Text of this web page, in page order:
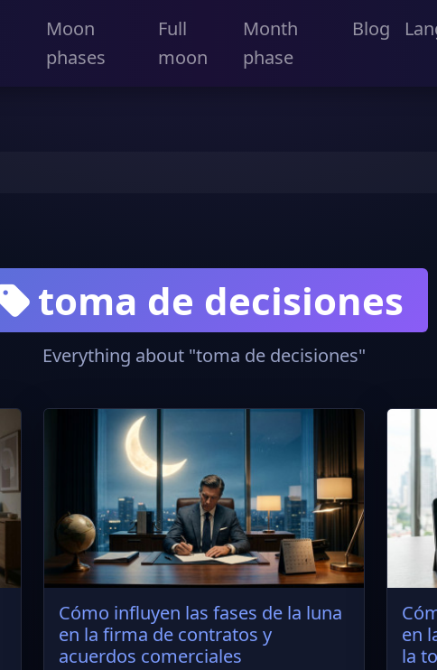
Moon
phases
Full
moon
Month
phase
Blog
toma de decisiones
Everything about "toma de decisiones"
Cómo influyen las fases de la luna
en la firma de contratos y
acuerdos comerciales
en
la